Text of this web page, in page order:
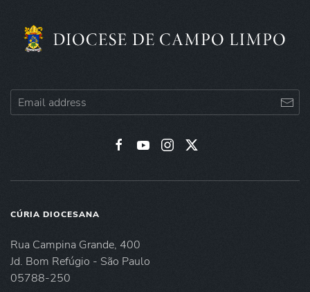
CÚRIA DIOCESANA
Rua Campina Grande, 400
Jd. Bom Refúgio - São Paulo
05788-250